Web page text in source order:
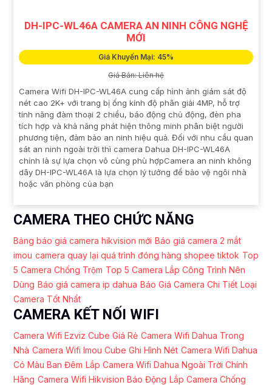
DH-IPC-WL46A CAMERA AN NINH CÔNG NGHỆ
MỚI
Giá Khuyến Mại: 45%
Giá Bán: Liên hệ
Camera Wifi DH-IPC-WL46A cung cấp hình ảnh giám sát độ
nét cao 2K+ với trang bị ống kính độ phân giải 4MP, hỗ trợ
tính năng đàm thoại 2 chiều, báo động chủ động, đèn pha
tích hợp và khả năng phát hiện thông minh phân biệt người
phương tiện, đảm bảo an ninh hiệu quả. Đối với nhu cầu quan
sát an ninh ngoài trời thì camera Dahua DH-IPC-WL46A
chính là sự lựa chọn vô cùng phù hợpCamera an ninh không
dây DH-IPC-WL46A là lựa chọn lý tưởng để bảo vệ ngôi nhà
hoặc văn phòng của bạn
CAMERA THEO CHỨC NĂNG
Bảng báo giá camera hikvision mới Báo giá camera 2 mắt
imou camera quay lại quá trình đóng hàng shopee tiktok Top
5 Camera Chống Trộm Top 5 Camera Lắp Công Trình Nên
Dùng Báo giá camera ip dahua Báo Giá Camera Chi Tiết Loại
Camera Tốt Nhất
CAMERA KẾT NỐI WIFI
Camera Wifi Ezviz Cube Giá Rẻ Camera Wifi Dahua Trong
Nhà Camera Wifi Imou Cube Ghi Hình Nét Camera Wifi Dahua
Có Màu Ban Đêm Lắp Camera Wifi Dahua Ngoài Trời Chính
Hãng Camera Wifi Hikvision Báo Động Lắp Camera Chống